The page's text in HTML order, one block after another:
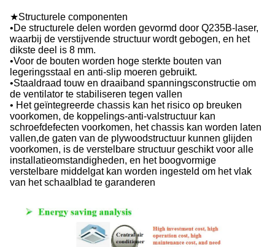
★Structurele componenten
•De structurele delen worden gevormd door Q235B-laser,
waarbij de verstijvende structuur wordt gebogen, en het
dikste deel is 8 mm.
•Voor de bouten worden hoge sterkte bouten van
legeringsstaal en anti-slip moeren gebruikt.
•Staaldraad touw en draaiband spanningsconstructie om
de ventilator te stabiliseren tegen vallen
• Het geïntegreerde chassis kan het risico op breuken
voorkomen, de koppelings-anti-valstructuur kan
schroefdefecten voorkomen, het chassis kan worden laten
vallen,de gaten van de plywoodstructuur kunnen glijden
voorkomen, is de verstelbare structuur geschikt voor alle
installatieomstandigheden, en het boogvormige
verstelbare middelgat kan worden ingesteld om het vlak
van het schaalblad te garanderen